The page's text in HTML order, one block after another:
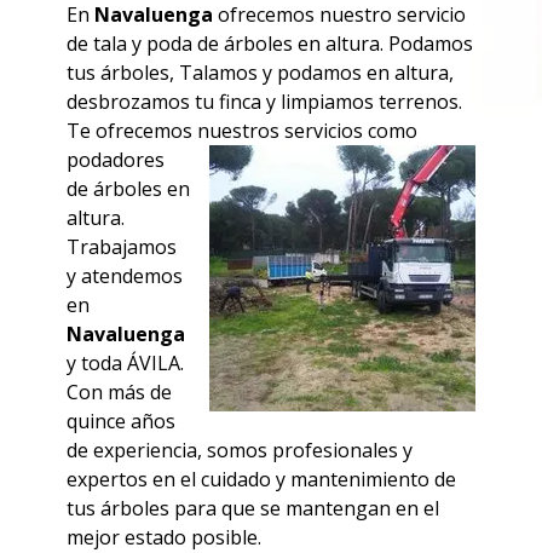
En Navaluenga ofrecemos nuestro servicio
de tala y poda de árboles en altura. Podamos
tus árboles, Talamos y podamos en altura,
desbrozamos tu finca y limpiamos terrenos.
Te ofrecemos nuestros servicios como
podadores
de árboles en
altura.
Trabajamos
y atendemos
en
Navaluenga
ytoda ÁVILA.
Con más de
quince años
de experiencia, somos profesionales y
expertos en el cuidado y mantenimiento de
tus árboles para que se mantengan en el
mejor estado posible.